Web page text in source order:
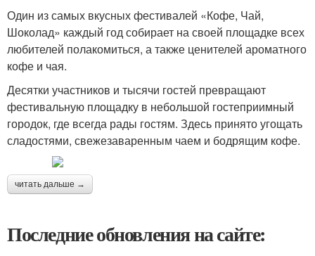
Один из самых вкусных фестивалей «Кофе, Чай,
Шоколад» каждый год собирает на своей площадке всех
любителей полакомиться, а также ценителей ароматного
кофе и чая.
Десятки участников и тысячи гостей превращают
фестивальную площадку в небольшой гостеприимный
городок, где всегда рады гостям. Здесь принято угощать
сладостями, свежезаваренным чаем и бодрящим кофе.
читать дальше →
Последние обновления на сайте: